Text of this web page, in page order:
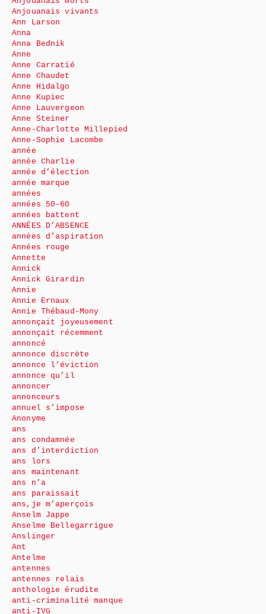
Anjouanais vivants
Ann Larson
Anna
Anna Bednik
Anne
Anne Carratié
Anne Chaudet
Anne Hidalgo
Anne Kupiec
Anne Lauvergeon
Anne Steiner
Anne-Charlotte Millepied
Anne-Sophie Lacombe
année
année Charlie
année d’élection
année marque
années
années 50-60
années battent
ANNÉES D’ABSENCE
années d’aspiration
Années rouge
Annette
Annick
Annick Girardin
Annie
Annie Ernaux
Annie Thébaud-Mony
annonçait joyeusement
annonçait récemment
annoncé
annonce discrète
annonce l’éviction
annonce qu’il
annoncer
annonceurs
annuel s’impose
Anonyme
ans
ans condamnée
ans d’interdiction
ans lors
ans maintenant
ans n’a
ans paraissait
ans,je m’aperçois
Anselm Jappe
Anselme Bellegarrigue
Anslinger
Ant
Antelme
antennes
antennes relais
anthologie érudite
anti-criminalité manque
anti-IVG